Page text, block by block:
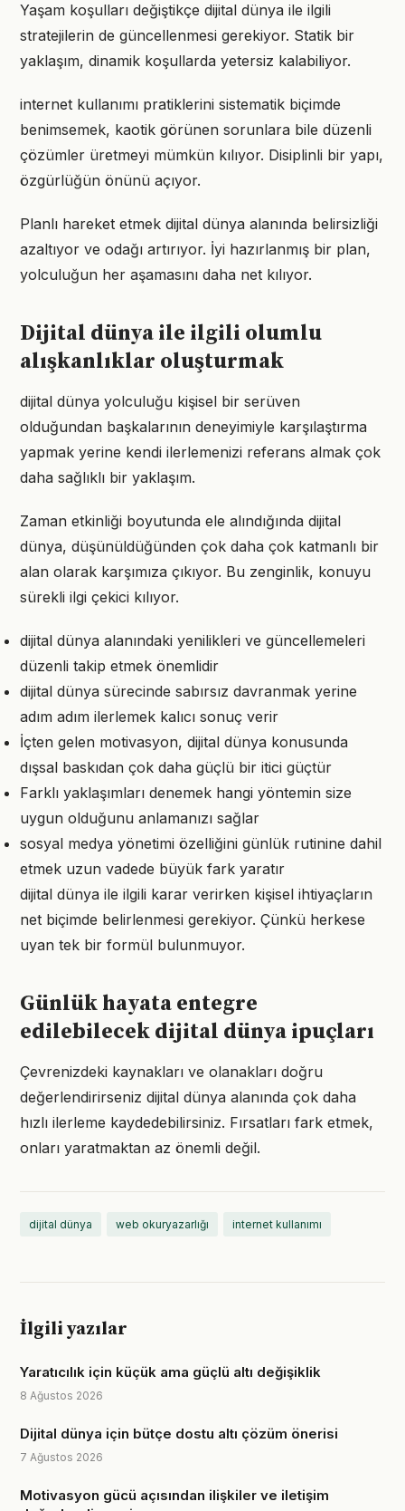
Yaşam koşulları değiştikçe dijital dünya ile ilgili
stratejilerin de güncellenmesi gerekiyor. Statik bir
yaklaşım, dinamik koşullarda yetersiz kalabiliyor.
internet kullanımı pratiklerini sistematik biçimde
benimsemek, kaotik görünen sorunlara bile düzenli
çözümler üretmeyi mümkün kılıyor. Disiplinli bir yapı,
özgürlüğün önünü açıyor.
Planlı hareket etmek dijital dünya alanında belirsizliği
azaltıyor ve odağı artırıyor. İyi hazırlanmış bir plan,
yolculuğun her aşamasını daha net kılıyor.
Dijital dünya ile ilgili olumlu
alışkanlıklar oluşturmak
dijital dünya yolculuğu kişisel bir serüven
olduğundan başkalarının deneyimiyle karşılaştırma
yapmak yerine kendi ilerlemenizi referans almak çok
daha sağlıklı bir yaklaşım.
Zaman etkinliği boyutunda ele alındığında dijital
dünya, düşünüldüğünden çok daha çok katmanlı bir
alan olarak karşımıza çıkıyor. Bu zenginlik, konuyu
sürekli ilgi çekici kılıyor.
dijital dünya alanındaki yenilikleri ve güncellemeleri
düzenli takip etmek önemlidir
dijital dünya sürecinde sabırsız davranmak yerine
adım adım ilerlemek kalıcı sonuç verir
İçten gelen motivasyon, dijital dünya konusunda
dışsal baskıdan çok daha güçlü bir itici güçtür
Farklı yaklaşımları denemek hangi yöntemin size
uygun olduğunu anlamanızı sağlar
sosyal medya yönetimi özelliğini günlük rutinine dahil
etmek uzun vadede büyük fark yaratır
dijital dünya ile ilgili karar verirken kişisel ihtiyaçların
net biçimde belirlenmesi gerekiyor. Çünkü herkese
uyan tek bir formül bulunmuyor.
Günlük hayata entegre
edilebilecek dijital dünya ipuçları
Çevrenizdeki kaynakları ve olanakları doğru
değerlendirirseniz dijital dünya alanında çok daha
hızlı ilerleme kaydedebilirsiniz. Fırsatları fark etmek,
onları yaratmaktan az önemli değil.
dijital dünya web okuryazarlığı internet kullanımı
İlgili yazılar
Yaratıcılık için küçük ama güçlü altı değişiklik
8 Ağustos 2026
Dijital dünya için bütçe dostu altı çözüm önerisi
7 Ağustos 2026
Motivasyon gücü açısından ilişkiler ve iletişim